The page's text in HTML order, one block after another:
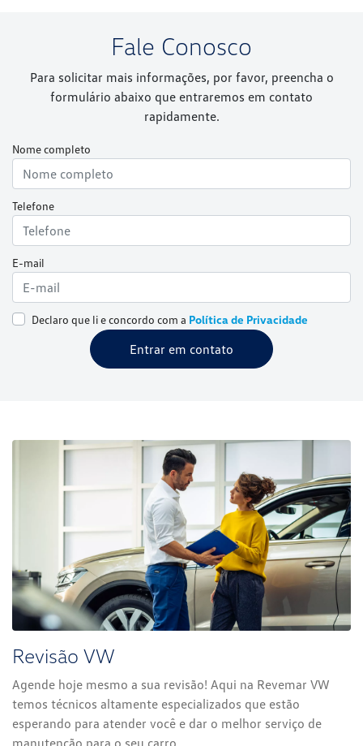
Fale Conosco
Para solicitar mais informações, por favor, preencha o
formulário abaixo que entraremos em contato
rapidamente.
Nome completo
Telefone
E-mail
Declaro que li e concordo com a Política de Privacidade
Entrar em contato
Revisão VW
Agende hoje mesmo a sua revisão! Aqui na Revemar VW
temos técnicos altamente especializados que estão
esperando para atender você e dar o melhor serviço de